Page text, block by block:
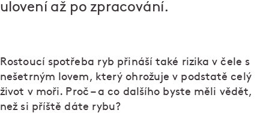
ulovení až po zpracování.
Rostoucí spotřeba ryb přináší také rizika v čele s
nešetrným lovem, který ohrožuje v podstatě celý
život v moři. Proč – a co dalšího byste měli vědět,
než si příště dáte rybu?